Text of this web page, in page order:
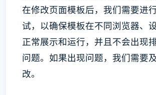
在修改页面模板后，我们需要进
试，以确保模板在不同浏览器、
正常展示和运行，并且不会出现
问题。如果出现问题，我们需要
改。